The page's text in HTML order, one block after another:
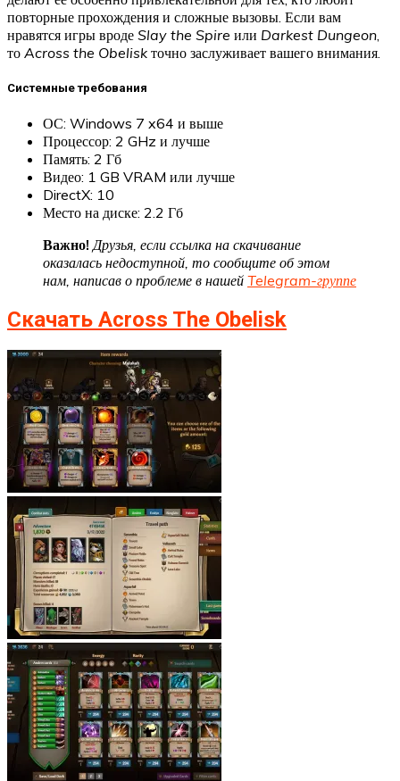
повторные прохождения и сложные вызовы. Если вам
нравятся игры вроде Slay the Spire или Darkest Dungeon
то Across the Obelisk точно заслуживает вашего внимания.
Системные требования
ОС: Windows 7 x64 и выше
Процессор: 2 GHz и лучше
Память: 2 Гб
Видео: 1 GB VRAM или лучше
DirectX: 10
Место на диске: 2.2 Гб
Важно! Друзья, если ссылка на скачивание
оказалась недоступной, то сообщите об этом
нам, написав о проблеме в нашей Telegram-группе
Скачать Across The Obelisk